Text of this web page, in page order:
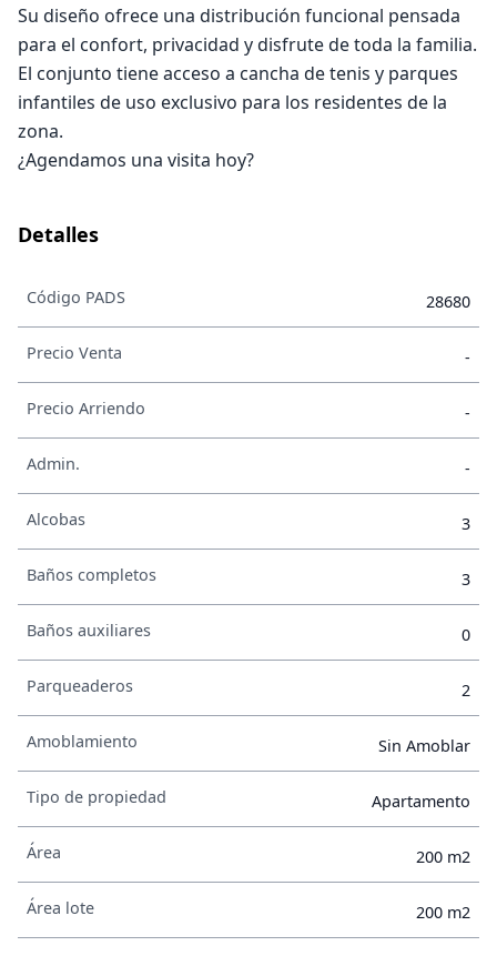
Su diseño ofrece una distribución funcional pensada
para el confort, privacidad y disfrute de toda la familia.
El conjunto tiene acceso a cancha de tenis y parques
infantiles de uso exclusivo para los residentes de la
zona.
¿Agendamos una visita hoy?
Detalles
Código PADS 28680
Precio Venta -
Precio Arriendo -
Admin. -
Alcobas 3
Baños completos 3
Baños auxiliares 0
Parqueaderos 2
Amoblamiento Sin Amoblar
Tipo de propiedad Apartamento
Área 200 m2
Área lote 200 m2